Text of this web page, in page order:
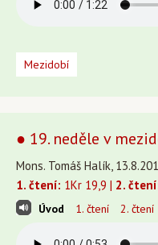
Mezidobí
● 19. neděle v
Mons. Tomáš Halík,
1. čtení: 1Kr 19,9 | 2.
Úvod 1. čtení 2. čtení